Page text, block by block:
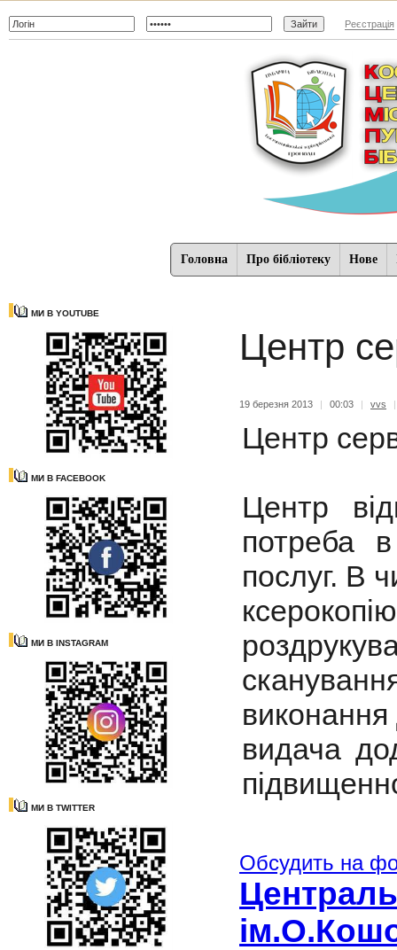
Реєстрація
Головна Про бібліотеку Нове
МИ В YOUTUBE
МИ В FACEBOOK
МИ В INSTAGRAM
МИ В TWITTER
Центр
19 березня 2013 | 00:03 | vvs
Центр
Центр
потреба
послуг. В
виконання
видача
Обсудить на